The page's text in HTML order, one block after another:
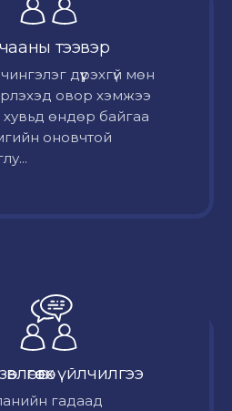
тээвэр
дүүрэхгүй мөн
овор хэмжээ
өндөр байгаа
оновчтой
өгөх үйлчилгээ
гадаад